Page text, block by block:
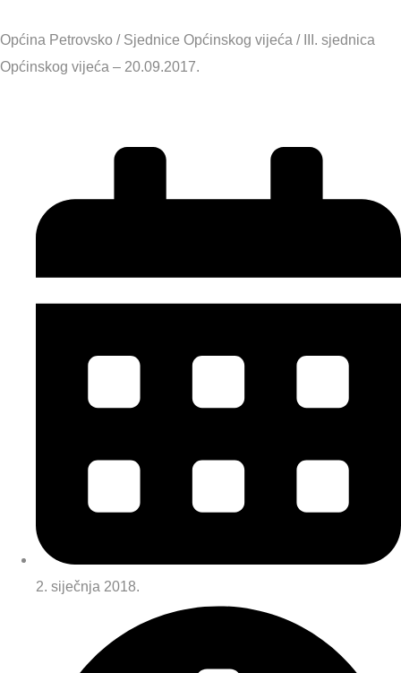
Općina Petrovsko / Sjednice Općinskog vijeća /
III. sjednica
Općinskog vijeća – 20.09.2017.
2. siječnja 2018.